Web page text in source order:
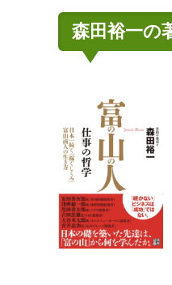
森田裕一の